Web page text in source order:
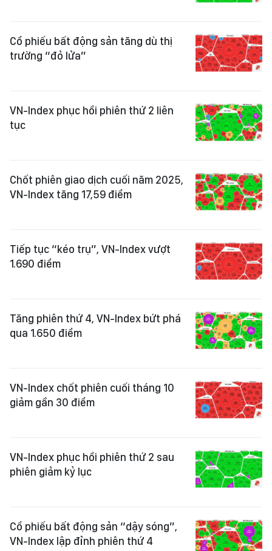
Cổ phiếu bất động sản tăng dù thị
trường “đỏ lửa”
VN-Index phục hồi phiên thứ 2 liên
tục
Chốt phiên giao dịch cuối năm 2025,
VN-Index tăng 17,59 điểm
Tiếp tục “kéo trụ”, VN-Index vượt
1.690 điểm
Tăng phiên thứ 4, VN-Index bứt phá
qua 1.650 điểm
VN-Index chốt phiên cuối tháng 10
giảm gần 30 điểm
VN-Index phục hồi phiên thứ 2 sau
phiên giảm kỷ lục
Cổ phiếu bất động sản “dậy sóng”,
VN-Index lập đỉnh phiên thứ 4